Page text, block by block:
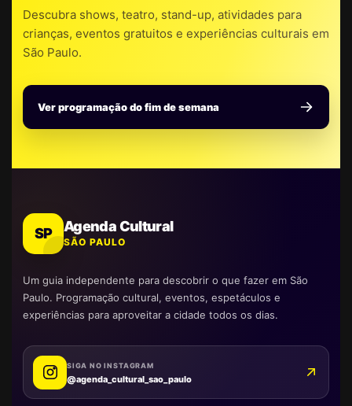
Descubra shows, teatro, stand-up, atividades para
crianças, eventos gratuitos e experiências culturais em
São Paulo.
Ver programação do fim de semana
SP Agenda Cultural
SÃO PAULO
Um guia independente para descobrir o que fazer em São
Paulo. Programação cultural, eventos, espetáculos e
experiências para aproveitar a cidade todos os dias.
SIGA NO INSTAGRAM
@agenda_cultural_sao_paulo